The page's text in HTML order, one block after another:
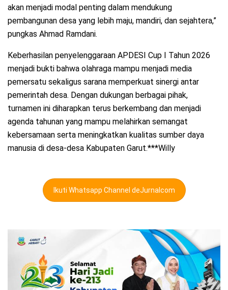
akan menjadi modal penting dalam mendukung
pembangunan desa yang lebih maju, mandiri, dan sejahtera,”
pungkas Ahmad Ramdani.
Keberhasilan penyelenggaraan APDESI Cup I Tahun 2026
menjadi bukti bahwa olahraga mampu menjadi media
pemersatu sekaligus sarana memperkuat sinergi antar
pemerintah desa. Dengan dukungan berbagai pihak,
turnamen ini diharapkan terus berkembang dan menjadi
agenda tahunan yang mampu melahirkan semangat
kebersamaan serta meningkatkan kualitas sumber daya
manusia di desa-desa Kabupaten Garut.***Willy
Ikuti Whatsapp Channel deJurnalcom